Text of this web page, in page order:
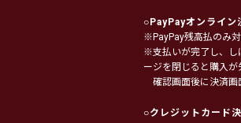
○PayPayオンライン
※PayPay残高払のみ対
※支払いが完了し、し
ージを閉じると購入が
確認画面後に決済画
○クレジットカード